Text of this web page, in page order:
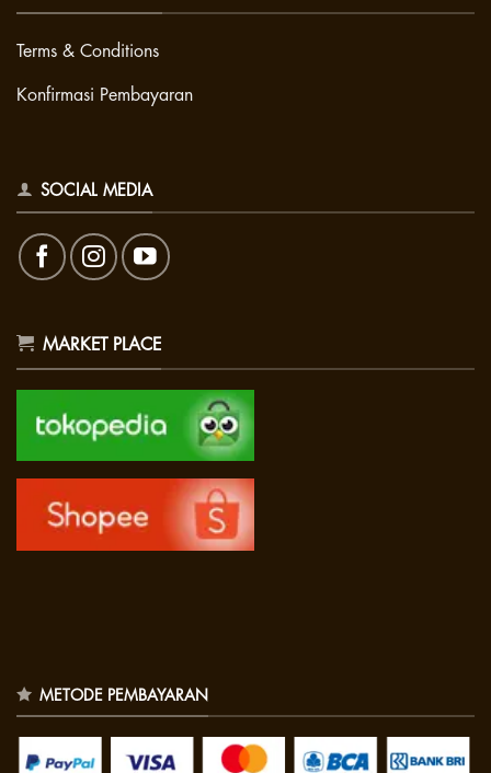
Terms & Conditions
Konfirmasi Pembayaran
SOCIAL MEDIA
MARKET PLACE
METODE PEMBAYARAN